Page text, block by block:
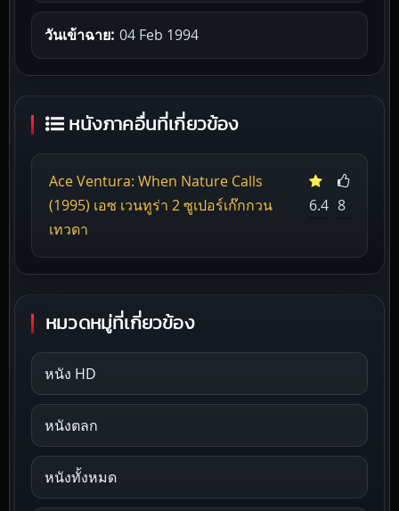
วันเข้าฉาย: 04 Feb 1994
หนังภาคอื่นที่เกี่ยวข้อง
Ace Ventura: When Nature Calls
(1995) เอซ เวนทูร่า 2 ซูเปอร์เก๊กกวน
เทวดา
6.4 8
หมวดหมู่ที่เกี่ยวข้อง
หนัง HD
หนังตลก
หนังทั้งหมด